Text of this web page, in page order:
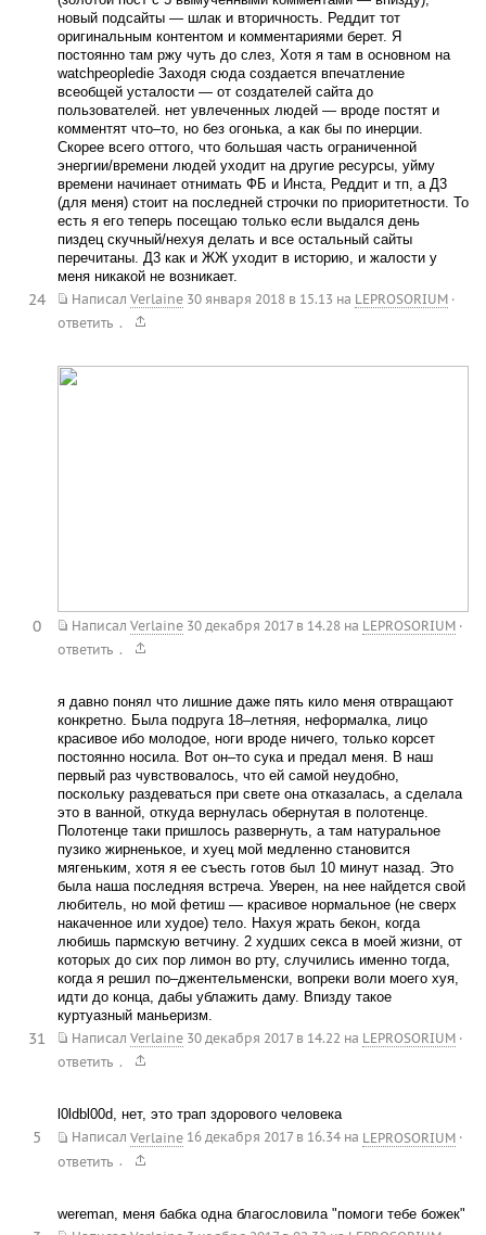
новый подсайты — шлак и вторичность. Реддит тот
оригинальным контентом и комментариями берет. Я
постоянно там ржу чуть до слез, Хотя я там в основном на
watchpeopledie Заходя сюда создается впечатление
всеобщей усталости — от создателей сайта до
пользователей. нет увлеченных людей — вроде постят и
комментят что–то, но без огонька, а как бы по инерции.
Скорее всего оттого, что большая часть ограниченной
энергии/времени людей уходит на другие ресурсы, уйму
времени начинает отнимать ФБ и Инста, Реддит и тп, а Д3
(для меня) стоит на последней строчки по приоритетности. То
есть я его теперь посещаю только если выдался день
пиздец скучный/нехуя делать и все остальный сайты
перечитаны. Д3 как и ЖЖ уходит в историю, и жалости у
меня никакой не возникает.
Написал Verlaine 30 января 2018 в 15.13 на LEPROSORIUM ·
ответить .
24
Написал Verlaine 30 декабря 2017 в 14.28на LEPROSORIUM ·
ответить .
0
я давно понял что лишние даже пять кило меня отвращают
конкретно. Была подруга 18–летняя, неформалка, лицо
красивое ибо молодое, ноги вроде ничего, только корсет
постоянно носила. Вот он–то сука и предал меня. В наш
первый раз чувствовалось, что ей самой неудобно,
поскольку раздеваться при свете она отказалась, а сделала
это в ванной, откуда вернулась обернутая в полотенце.
Полотенце таки пришлось развернуть, а там натуральное
пузико жирненькое, и хуец мой медленно становится
мягеньким, хотя я ее съесть готов был 10 минут назад. Это
была наша последняя встреча. Уверен, на нее найдется свой
любитель, но мой фетиш — красивое нормальное (не сверх
накаченное или худое) тело. Нахуя жрать бекон, когда
любишь пармскую ветчину. 2 худших секса в моей жизни, от
которых до сих пор лимон во рту, случились именно тогда,
когда я решил по–джентельменски, вопреки воли моего хуя,
идти до конца, дабы ублажить даму. Впизду такое
куртуазный маньеризм.
Написал Verlaine 30 декабря 2017 в 14.22 на LEPROSORIUM ·
ответить .
31
l0ldbl00d, нет, это трап здорового человека
Написал Verlaine 16 декабря 2017 в 16.34на LEPROSORIUM ·
ответить .
5
wereman, меня бабка одна благословила "помоги тебе божек"